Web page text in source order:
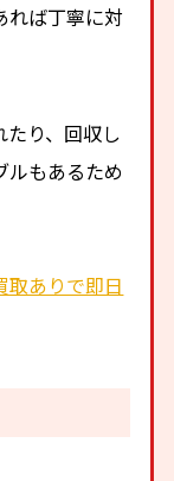
れば丁寧に対
たり、回収し
ルもあるため
取ありで即日